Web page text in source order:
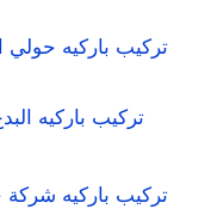
تركيب باركيه حولي
تركيب باركيه
تركيب باركيه شركة